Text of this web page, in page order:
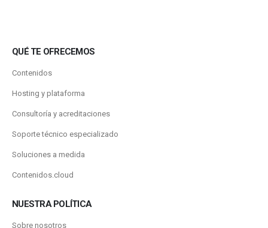
QUÉ TE OFRECEMOS
Contenidos
Hosting y plataforma
Consultoría y acreditaciones
Soporte técnico especializado
Soluciones a medida
Contenidos.cloud
NUESTRA POLÍTICA
Sobre nosotros